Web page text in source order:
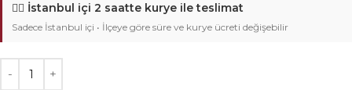
🚴‍♂️ İstanbul içi 2 saatte kurye ile teslimat
Sadece İstanbul içi • İlçeye göre süre ve kurye ücreti değişebilir